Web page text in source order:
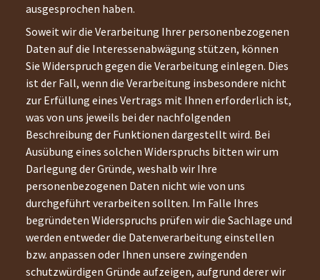
ausgesprochen haben.
Soweit wir die Verarbeitung Ihrer personenbezogenen
Daten auf die Interessenabwägung stützen, können
Sie Widerspruch gegen die Verarbeitung einlegen. Dies
ist der Fall, wenn die Verarbeitung insbesondere nicht
zur Erfüllung eines Vertrags mit Ihnen erforderlich ist,
was von uns jeweils bei der nachfolgenden
Beschreibung der Funktionen dargestellt wird. Bei
Ausübung eines solchen Widerspruchs bitten wir um
Darlegung der Gründe, weshalb wir Ihre
personenbezogenen Daten nicht wie von uns
durchgeführt verarbeiten sollten. Im Falle Ihres
begründeten Widerspruchs prüfen wir die Sachlage und
werden entweder die Datenverarbeitung einstellen
bzw. anpassen oder Ihnen unsere zwingenden
schutzwürdigen Gründe aufzeigen, aufgrund derer wir